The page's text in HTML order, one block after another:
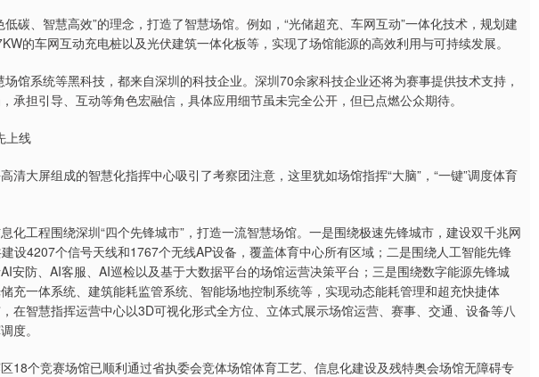
、智慧高效”的理念，打造了智慧场馆。例如，“光储超充、车网互动”一体化技术，规划建
的车网互动充电桩以及光伏建筑一体化板等，实现了场馆能源的高效利用与可持续发展。
系统等黑科技，都来自深圳的科技企业。深圳70余家科技企业还将为赛事提供技术支持，
承担引导、互动等角色宏融信，具体应用细节虽未完全公开，但已点燃公众期待。
上线
大屏组成的智慧化指挥中心吸引了考察团注意，这里犹如场馆指挥“大脑”，“一键”调度体育
工程围绕深圳“四个先锋城市”，打造一流智慧场馆。一是围绕极速先锋城市，建设双千兆网
设4207个信号天线和1767个无线AP设备，覆盖体育中心所有区域；二是围绕人工智能先锋
安防、AI客服、AI巡检以及基于大数据平台的场馆运营决策平台；三是围绕数字能源先锋城
充一体系统、建筑能耗监管系统、智能场地控制系统等，实现动态能耗管理和超充快捷体
在智慧指挥运营中心以3D可视化形式全方位、立体式展示场馆运营、赛事、交通、设备等八
度。
个竞赛场馆已顺利通过省执委会竞体场馆体育工艺、信息化建设及残特奥会场馆无障碍专